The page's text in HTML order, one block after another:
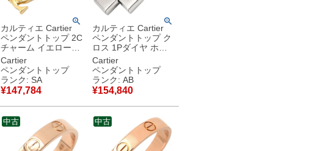
カルティエ Cartier
ペンダントトップ 2C
チャーム イエローゴ
ールド ネックレスト
ップ 750 18K 18金
B3010200 【中古】
新品同様品
Cartier
ペンダントトップ
ランク: SA
¥147,784
カルティエ Cartier
ペンダントトップ ク
ロス 1Pダイヤ ホワ
イトゴールド 18K
750 WG ペンダント
トップ 【中古】中古
品
Cartier
ペンダントトップ
ランク: AB
¥154,840
中古 中古